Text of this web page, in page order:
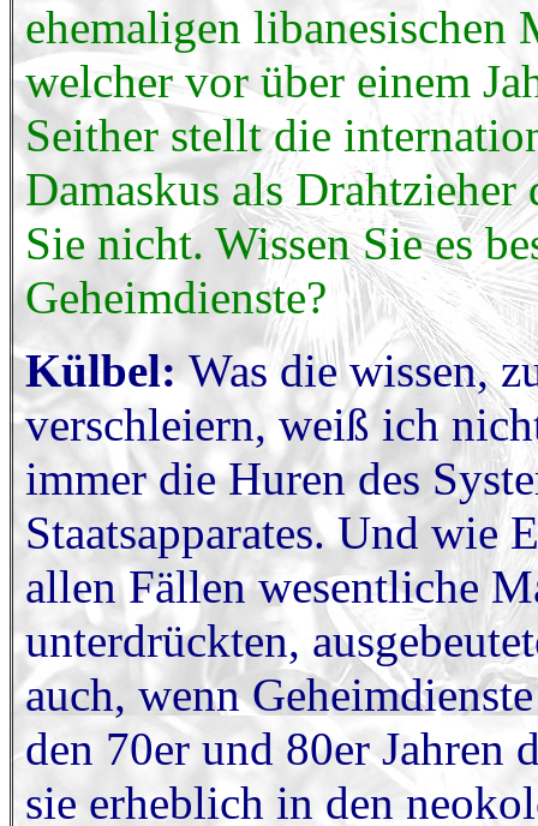
ehemaligen
welcher vor über einem
Seither stellt die
Damaskus als Drahtzieher
Sie nicht. Wissen Sie es
Geheimdienste?
Külbel:Was die wissen,
verschleiern, weiß ich
immer die Huren des
Staatsapparates. Und wie
allen Fällen wesentliche
unterdrückten,
auch, wenn
den 70er und 80er Jahren
sie erheblich in den